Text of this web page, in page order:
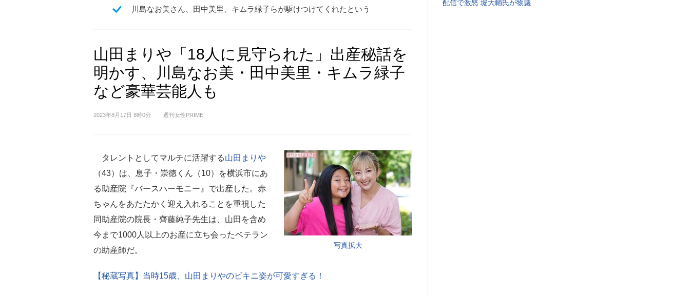
川島なお美さん、田中美里、キムラ緑子らが駆けつけてくれたという
山田まりや「18人に見守られた」出産秘話を
明かす、川島なお美・田中美里・キムラ緑子
など豪華芸能人も
2023年8月17日 8時0分 週刊女性PRIME
写真拡大
タレントとしてマルチに活躍する山田まりや
（43）は、息子・崇徳くん（10）を横浜市にあ
る助産院『バースハーモニー』で出産した。赤
ちゃんをあたたかく迎え入れることを重視した
同助産院の院長・齊藤純子先生は、山田を含め
今まで1000人以上のお産に立ち会ったベテラン
の助産師だ。
【秘蔵写真】当時15歳、山田まりやのビキニ姿が可愛すぎる！
配信で激怒 堀大輔氏が物議